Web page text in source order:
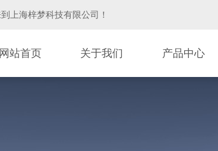
上海梓梦科技有限公司 ！
网站首页 关于我们 产品中心